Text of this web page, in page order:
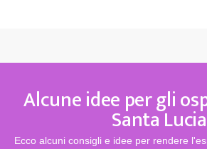
Alcune idee per gli
Santa Lucia
Ecco alcuni consigli e idee per rendere